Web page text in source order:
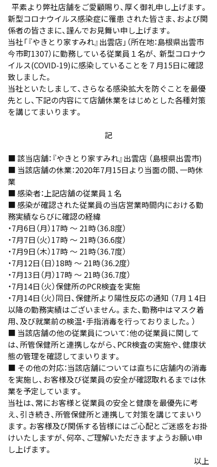
平素より弊社店舗をご愛顧賜り、厚く御礼申し上げます。
新型コロナウイルス感染症に罹患 された皆さま、および関
係者の皆さまに、謹んでお見舞い申し上げます。
当社「『やきとり家すみれ』出雲店」（所在地：島根県出雲市
今市町1307）に勤務している従業員１名が、 新型コロナウ
イルス(COVID-19)に感染していることを７月15日に確認
致しました。
当社といたしまして、さらなる感染拡大を防ぐことを最優
先とし、下記の内容にて店舗休業をはじめとした各種対策
を講じてまいります。
記
■ 該当店舗：『やきとり家すみれ』出雲店 （島根県出雲市)
■ 当該店舗の休業：2020年7月15日より当面の間、一時休
業
■ 感染者：上記店舗の従業員１名
■ 感染が確認された従業員の当店営業時間内における勤
務実績ならびに確認の経緯
・7月6日（月）17時 ～ 21時（36.8度）
・7月7日（火）17時 〜 21時（36.6度）
・7月9日（木）17時 〜 21時（36.7度）
・7月12日（日）18時 ～ 21時（36.2度）
・7月13日（月）17時 ～ 21時（36.7度）
・7月14日（火）保健所のPCR検査を実施
・7月14日（火）同日、保健所より陽性反応の通知 （7月１4日
以降の勤務実績はございません。また、勤務中はマスク着
用、及び就業前の検温・手指消毒を行っておりました。）
■ 当該店舗の他の従業員について：他の従業員に関して
は、所管保健所と連携しながら、PCR検査の実施や、健康状
態の管理を確認してまいります。
■ その他の対応：当該店舗については直ちに店舗内の消毒
を実施し、お客様及び従業員の安全が確認取れるまでは休
業を予定しています。
当社は、常にお客様と従業員の安全と健康を最優先に考
え、引き続き、所管保健所と連携して対策を講じてまいり
ます。お客様及び関係する皆様にはご心配とご迷惑をお掛
けいたしますが、何卒、ご理解いただきますようお願い申
し上げます。
以上